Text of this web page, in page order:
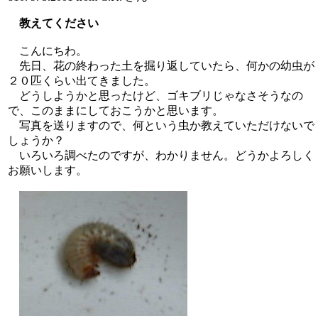
教えてください
こんにちわ。
先日、花の終わった土を掘り返していたら、何かの幼虫が
２０匹くらい出てきました。
どうしようかと思ったけど、ゴキブリじゃなさそうなの
で、このままにしておこうかと思います。
写真を送りますので、何という虫か教えていただけないで
しょうか？
いろいろ調べたのですが、わかりません。どうかよろしく
お願いします。